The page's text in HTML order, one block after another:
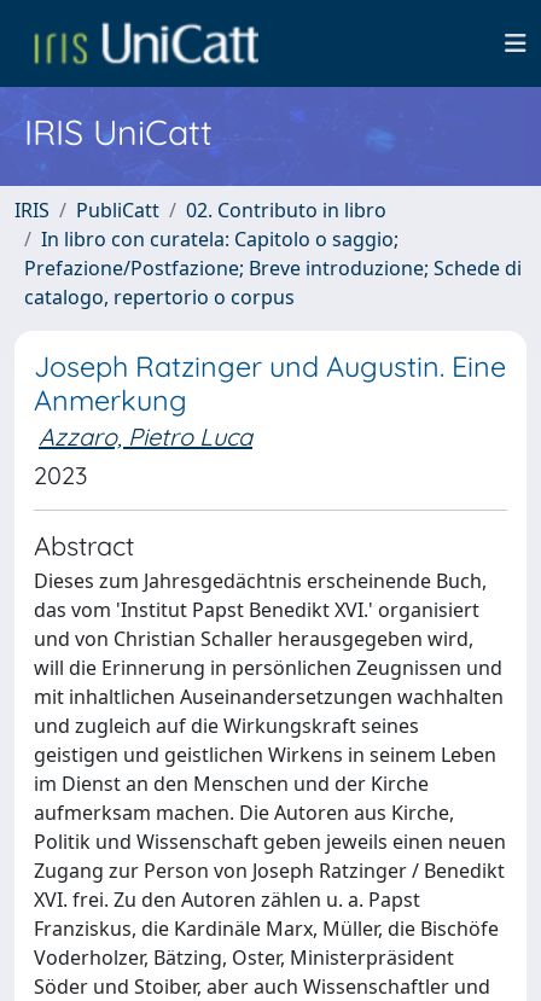
IRIS UniCatt
IRIS PubliCatt
02. Contributo in libro
In libro con curatela: Capitolo o saggio;
Prefazione/Postfazione; Breve introduzione; Schede di
catalogo, repertorio o corpus
Joseph Ratzinger und Augustin. Eine
Anmerkung
Azzaro, Pietro Luca
2023
Abstract
Dieses zum Jahresgedächtnis erscheinende Buch,
das vom 'Institut Papst Benedikt XVI.' organisiert
und von Christian Schaller herausgegeben wird,
will die Erinnerung in persönlichen Zeugnissen und
mit inhaltlichen Auseinandersetzungen wachhalten
und zugleich auf die Wirkungskraft seines
geistigen und geistlichen Wirkens in seinem Leben
im Dienst an den Menschen und der Kirche
aufmerksam machen. Die Autoren aus Kirche,
Politik und Wissenschaft geben jeweils einen neuen
Zugang zur Person von Joseph Ratzinger / Benedikt
XVI. frei. Zu den Autoren zählen u. a. Papst
Franziskus, die Kardinäle Marx, Müller, die Bischöfe
Voderholzer, Bätzing, Oster, Ministerpräsident
Söder und Stoiber, aber auch Wissenschaftler und